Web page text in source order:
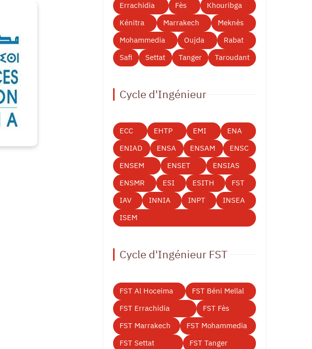
Errachidia
Fès
Khouribga
Kénitra
Marrakech
Meknès
Mohammedia
Oujda
Rabat
Safi
Settat Tanger Taroudant
Cycle d'Ingénieur
ECC EHTP EMI
ENA
ENIAD
ENSA ENSAM
ENSC
ENSEM
ENSET
ENSIAS
ENSMR
ESI ESITH
FST
IAV
INNIA INPT
INSEA
ISEM
Cycle d'Ingénieur FST
FST Al Hoceima
FST Béni Mellal
FST Errachidia
FST Fès
FST Marrakech
FST Mohammedia
FST Settat
FST Tanger